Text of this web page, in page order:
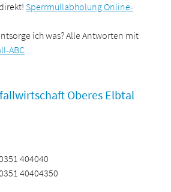
Sperrmüllabholung Online-
ich was? Alle Antworten mit
ABC
Oberes Elbtal
404040
40404350